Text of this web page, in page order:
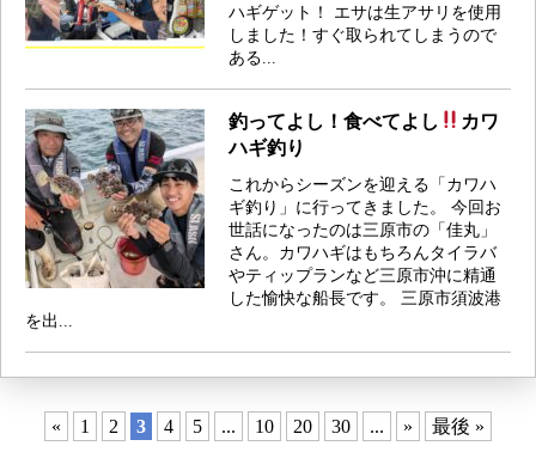
ハギゲット！ エサは生アサリを使用
しました！すぐ取られてしまうので
ある...
釣ってよし！食べてよし
カワ
ハギ釣り
これからシーズンを迎える「カワハ
ギ釣り」に行ってきました。 今回お
世話になったのは三原市の「佳丸」
さん。カワハギはもちろんタイラバ
やティップランなど三原市沖に精通
した愉快な船長です。 三原市須波港
を出...
« 1 2 3 4 5 ... 10 20 30 ... » 最後 »